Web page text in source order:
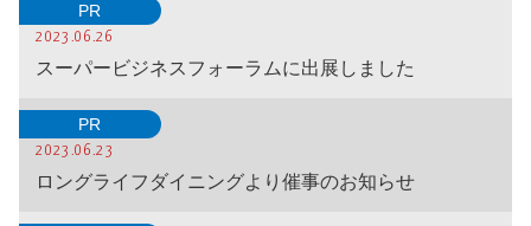
PR
2023.06.26
スーパービジネスフォーラムに出展しました
PR
2023.06.23
ロングライフダイニングより催事のお知らせ